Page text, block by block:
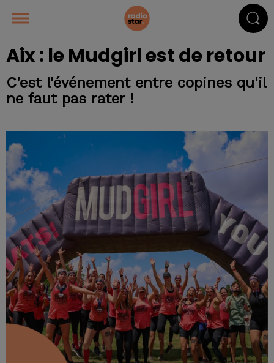
Aix : le Mudgirl est de retour
C'est l'événement entre copines qu'il
ne faut pas rater !